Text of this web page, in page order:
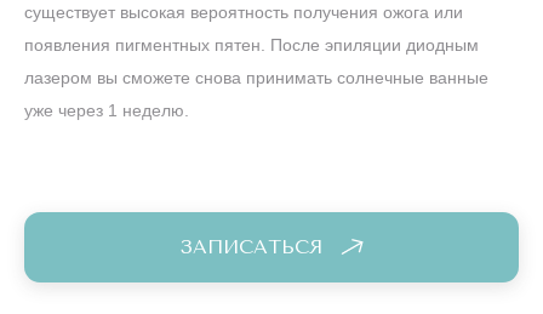
существует высокая вероятность получения ожога или
появления пигментных пятен. После эпиляции диодным
лазером вы сможете снова принимать солнечные ванные
уже через 1 неделю.
ЗАПИСАТЬСЯ